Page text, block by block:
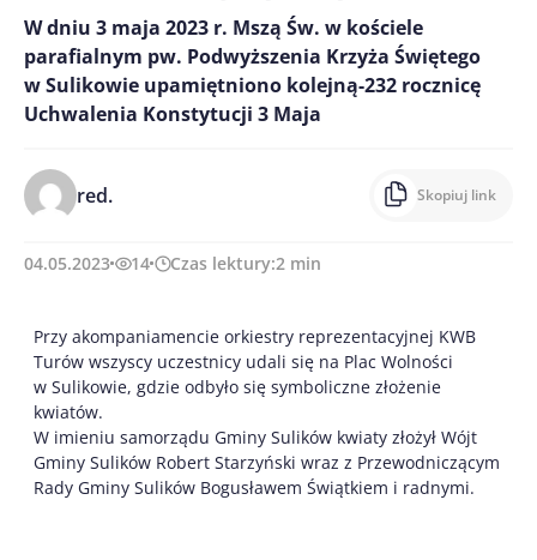
W dniu 3 maja 2023 r. Mszą Św. w kościele
parafialnym pw. Podwyższenia Krzyża Świętego
w Sulikowie upamiętniono kolejną-232 rocznicę
Uchwalenia Konstytucji 3 Maja
red. Skopiuj link
04.05.2023 14 Czas lektury:2 min
Przy akompaniamencie orkiestry reprezentacyjnej KWB
Turów wszyscy uczestnicy udali się na Plac Wolności
w Sulikowie, gdzie odbyło się symboliczne złożenie
kwiatów.
W imieniu samorządu Gminy Sulików kwiaty złożył Wójt
Gminy Sulików Robert Starzyński wraz z Przewodniczącym
Rady Gminy Sulików Bogusławem Świątkiem i radnymi.